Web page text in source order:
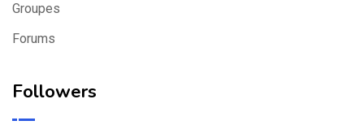
Groupes
Forums
Followers